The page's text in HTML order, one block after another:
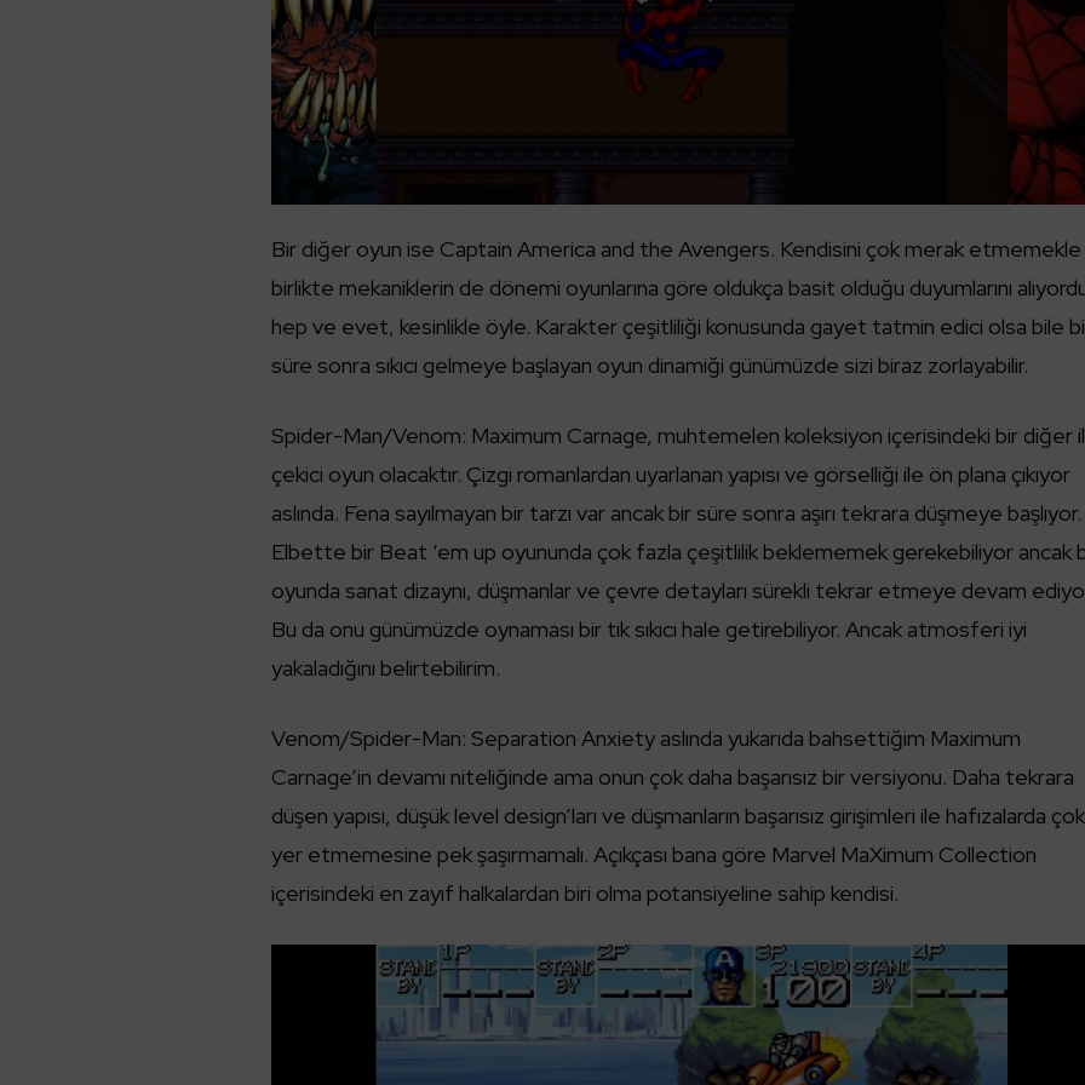
Bir diğer oyun ise Captain America and the Avengers. Kendisini çok merak etmemekle
birlikte mekaniklerin de dönemi oyunlarına göre oldukça basit olduğu duyumlarını
hep ve evet, kesinlikle öyle. Karakter çeşitliliği konusunda gayet tatmin edici olsa bile
süre sonra sıkıcı gelmeye başlayan oyun dinamiği günümüzde sizi biraz zorlayabilir.
Spider-Man/Venom: Maximum Carnage, muhtemelen koleksiyon içerisindeki bir diğer
çekici oyun olacaktır. Çizgi romanlardan uyarlanan yapısı ve görselliği ile ön plana çıkıyor
aslında. Fena sayılmayan bir tarzı var ancak bir süre sonra aşırı tekrara düşmeye başlıyor.
Elbette bir Beat ‘em up oyununda çok fazla çeşitlilik beklememek gerekebiliyor ancak
oyunda sanat dizaynı, düşmanlar ve çevre detayları sürekli tekrar etmeye devam
Bu da onu günümüzde oynaması bir tık sıkıcı hale getirebiliyor. Ancak atmosferi iyi
yakaladığını belirtebilirim.
Venom/Spider-Man: Separation Anxiety aslında yukarıda bahsettiğim Maximum
Carnage’in devamı niteliğinde ama onun çok daha başarısız bir versiyonu. Daha tekrara
düşen yapısı, düşük level design’ları ve düşmanların başarısız girişimleri ile hafızalarda çok
yer etmemesine pek şaşırmamalı. Açıkçası bana göre Marvel MaXimum Collection
içerisindeki en zayıf halkalardan biri olma potansiyeline sahip kendisi.